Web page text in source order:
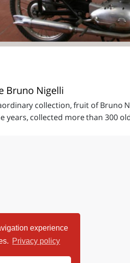
experience
Privacy policy
Bruno Nigelli
collection, fruit of Bruno
years, collected more than 300